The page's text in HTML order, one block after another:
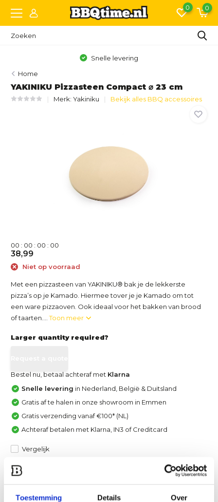
Toestemming Details Over
0 0
Snelle levering
Home
YAKINIKU Pizzasteen Compact ⌀ 23 cm
Merk:Yakiniku Bekijk alles BBQ accessoires
00 : 00 : 00 : 00
38,99
Niet op voorraad
Met een pizzasteen van YAKINIKU® bak je de lekkerste
pizza’s op je Kamado. Hiermee tover je je Kamado om tot
een ware pizzaoven. Ook ideaal voor het bakken van brood
of taarten....Toon meer
Larger quantity required?
Bestel nu, betaal achteraf met Klarna
Snelle levering in Nederland, België & Duitsland
Gratis af te halen in onze showroom in Emmen
Gratis verzending vanaf €100* (NL)
Achteraf betalen met Klarna, IN3 of Creditcard
Vergelijk